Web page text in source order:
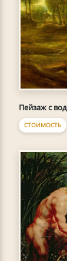
Пейзаж с
СТОИМОСТЬ